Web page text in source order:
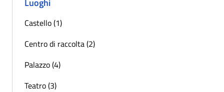
Castello (1)
Centro di raccolta (2)
Palazzo (4)
Teatro (3)